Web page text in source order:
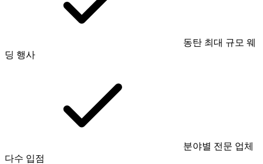
동탄 최대 규모 웨
딩 행사
분야별 전문 업체
다수 입점